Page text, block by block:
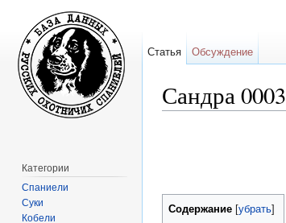
Сандра 0003
Содержание убрать
Статья Обсуждение
Категории
Спаниели
Суки
Кобели